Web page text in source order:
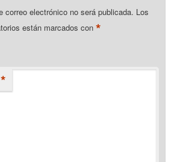
correo electrónico no será publicada. Los
están marcados con*
*